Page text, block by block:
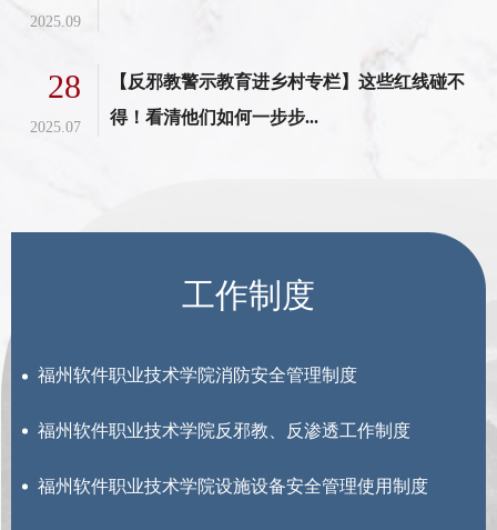
2025.09
28
2025.07
【反邪教警示教育进乡村专栏】这些红线碰不
得！看清他们如何一步步...
工作制度
福州软件职业技术学院消防安全管理制度
福州软件职业技术学院反邪教、反渗透工作制度
福州软件职业技术学院设施设备安全管理使用制度